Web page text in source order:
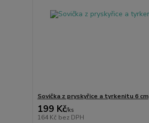
Sovička z pryskyřice a tyrkenitu 6 cm
199 Kč/ks
164 Kč bez DPH